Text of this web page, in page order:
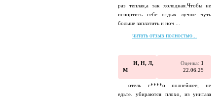
раз теплая,а так холодная.Чтобы не
испортить себе отдых лучше чуть
больше заплатить и ноч ...
читать отзыв полностью...
И, Н, Л,
М
Оценка: 1
22.06.25
отель г****о полнейшее, не
едьте. убираются плохо, из унитаза